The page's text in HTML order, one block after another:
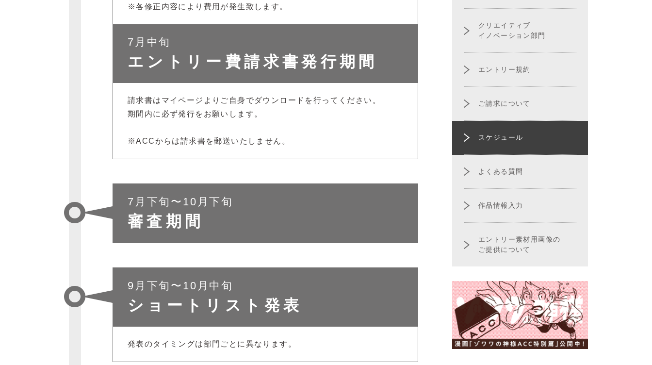
※各修正内容により費用が発生致します。
7月中旬
エントリー費請求書発行期間
請求書はマイページよりご自身でダウンロードを行ってください。
期間内に必ず発行をお願いします。
※ACCからは請求書を郵送いたしません。
7月下旬〜10月下旬
審査期間
9月下旬〜10月中旬
ショートリスト発表
発表のタイミングは部門ごとに異なります。
クリエイティブ
イノベーション部門
エントリー規約
ご請求について
スケジュール
よくある質問
作品情報入力
エントリー素材用画像の
ご提供について